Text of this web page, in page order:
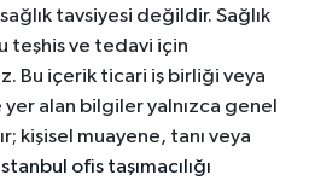
tavsiyesi değildir. Sağlık
teşhis ve tedavi için
Bu içerik ticari iş birliği veya
alan bilgiler yalnızca genel
kişisel muayene, tanı veya
İstanbul ofis taşımacılığı